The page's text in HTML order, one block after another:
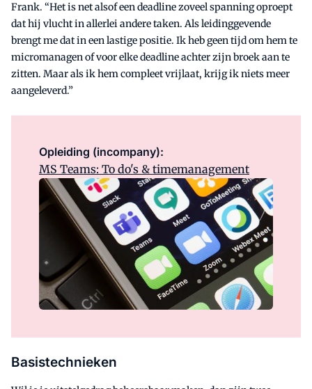
Frank. “Het is net alsof een deadline zoveel spanning oproept
dat hij vlucht in allerlei andere taken. Als leidinggevende
brengt me dat in een lastige positie. Ik heb geen tijd om hem te
micromanagen of voor elke deadline achter zijn broek aan te
zitten. Maar als ik hem compleet vrijlaat, krijg ik niets meer
aangeleverd.”
Opleiding (incompany):
MS Teams: To do's & timemanagement
Basistechnieken